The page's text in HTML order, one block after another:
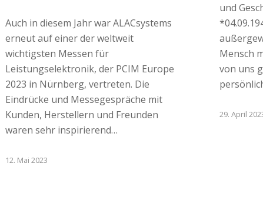
Auch in diesem Jahr war ALACsystems
erneut auf einer der weltweit
wichtigsten Messen für
Leistungselektronik, der PCIM Europe
2023 in Nürnberg, vertreten. Die
Eindrücke und Messegespräche mit
Kunden, Herstellern und Freunden
waren sehr inspirierend…
12. Mai 2023
und
Mensch
von uns
29. April